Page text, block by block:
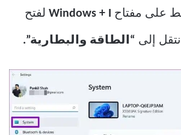
على مفتاح Windows + I لفتح
إلى “الطاقة والبطارية”.